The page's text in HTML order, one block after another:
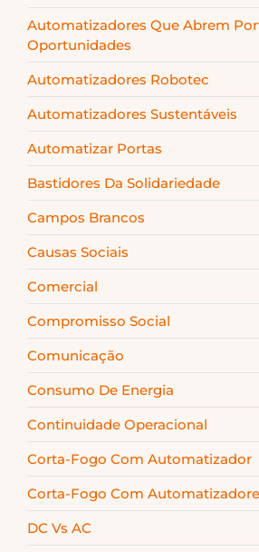
Automatizadores Que Abrem
Oportunidades
Automatizadores Robotec
Automatizadores Sustentáveis
Automatizar Portas
Bastidores Da Solidariedade
Campos Brancos
Causas Sociais
Comercial
Compromisso Social
Comunicação
Consumo De Energia
Continuidade Operacional
Corta-Fogo Com Automatizador
Corta-Fogo Com
DC Vs AC